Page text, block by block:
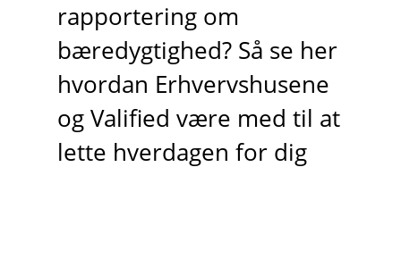
rapportering om
bæredygtighed? Så se her
hvordan Erhvervshusene
og Valified være med til at
lette hverdagen for dig